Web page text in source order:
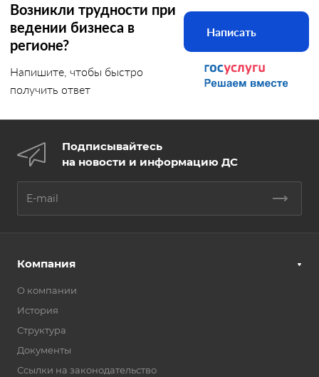
Возникли трудности при
ведении бизнеса в
регионе?
Напишите, чтобы быстро
получить ответ
Написать
Подписывайтесь
на новости и информацию ДС
Компания
О компании
История
Структура
Документы
Ссылки на законодательство